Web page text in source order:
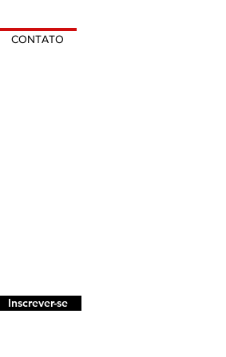
CONTATO
Inscrever-se